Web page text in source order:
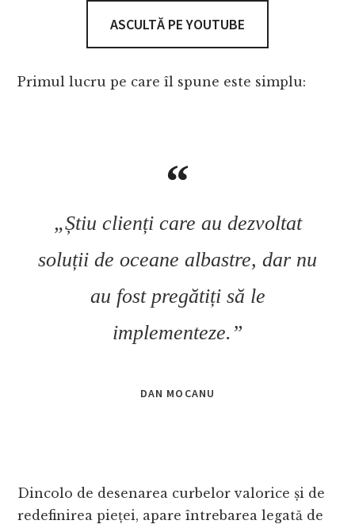
ASCULTĂ PE YOUTUBE
Primul lucru pe care îl spune este simplu:
„Știu clienți care au dezvoltat
soluții de oceane albastre, dar nu
au fost pregătiți să le
implementeze.”
DAN MOCANU
Dincolo de desenarea curbelor valorice și de
redefinirea pieței, apare întrebarea legată de